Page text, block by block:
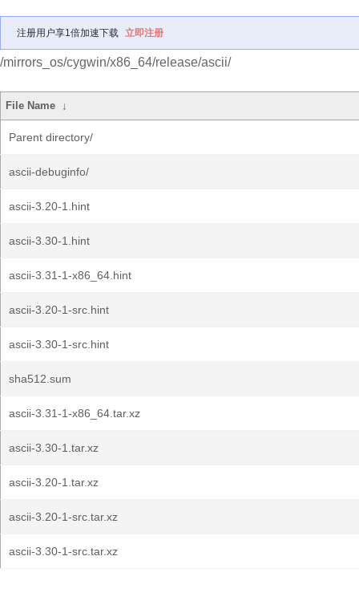
注册用户享1倍加速下载 立即注册
/mirrors_os/cygwin/x86_64/release/ascii/
File Name ↓
Parent directory/
ascii-debuginfo/
ascii-3.20-1.hint
ascii-3.30-1.hint
ascii-3.31-1-x86_64.hint
ascii-3.20-1-src.hint
ascii-3.30-1-src.hint
sha512.sum
ascii-3.31-1-x86_64.tar.xz
ascii-3.30-1.tar.xz
ascii-3.20-1.tar.xz
ascii-3.20-1-src.tar.xz
ascii-3.30-1-src.tar.xz